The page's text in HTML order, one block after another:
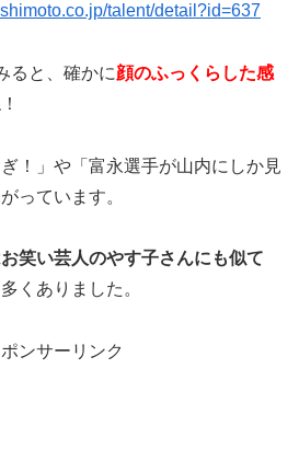
talent/detail?id=637
ると、確かに顔のふっくらした感
！」や「富永選手が山内にしか見
っています。
笑い芸人のやす子さんにも似て
くありました。
ンサーリンク